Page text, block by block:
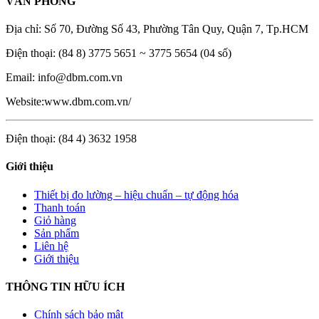
Địa chỉ: Số 70, Đường Số 43, Phường Tân Quy, Quận 7, Tp.HCM
Điện thoại: (84 8) 3775 5651 ~ 3775 5654 (04 số)
Email: info@dbm.com.vn
Website:www.dbm.com.vn/
Điện thoại: (84 4) 3632 1958
Giới thiệu
Thiết bị đo lường – hiệu chuẩn – tự động hóa
Thanh toán
Giỏ hàng
Sản phẩm
Liên hệ
Giới thiệu
THÔNG TIN HỮU ÍCH
Chính sách bảo mật